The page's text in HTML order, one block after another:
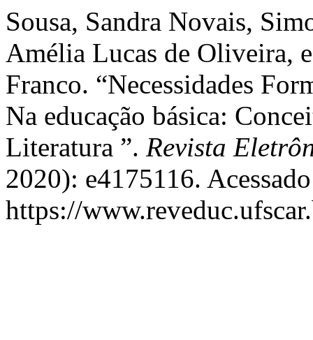
Sousa, Sandra Novais,
Amélia Lucas de Oliveira,
Franco. “Necessidades
Na educação básica:
Literatura ”. Revista
2020): e4175116.
https://